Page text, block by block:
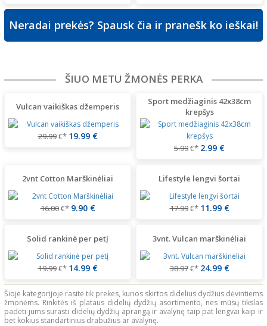
Neradai prekės? Spausk čia ir pranešk ko ieškai!
ŠIUO METU ŽMONĖS PERKA
Vulcan vaikiškas džemperis
29.99€* 19.99 €
Sport medžiaginis 42x38cm
krepšys
5.99€* 2.99 €
2vnt Cotton Marškinėliai
16.00€* 9.90 €
Lifestyle lengvi šortai
17.99€* 11.99 €
Solid rankinė per petį
19.99€* 14.99 €
3vnt. Vulcan marškinėliai
38.97€* 24.99 €
Šioje kategorijoje rasite tik prekes, kurios skirtos didelius dydžius dėvintiems
žmonėms. Rinkitės iš plataus didelių dydžių asortimento, nes mūsų tikslas
padėti jums surasti didelių dydžių aprangą ir avalynę taip pat lengvai kaip ir
bet kokius standartinius drabužius ar avalynę.